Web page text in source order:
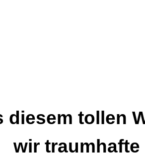
diesem tollen
wir traumhafte